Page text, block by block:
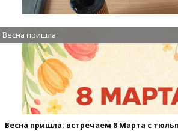
Весна пришла
Весна пришла: встречаем 8 Марта с